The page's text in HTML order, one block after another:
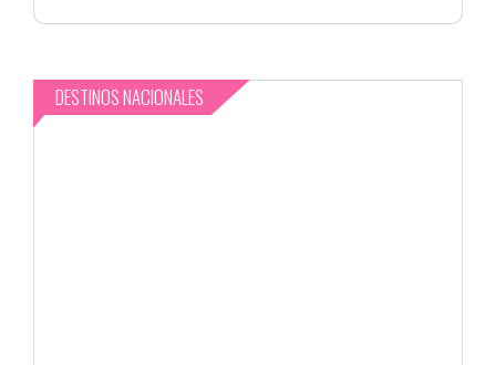
DESTINOS NACIONALES